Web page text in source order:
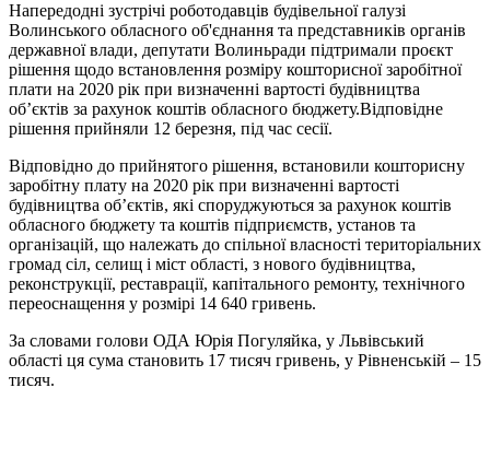
Напередодні зустрічі роботодавців будівельної галузі
Волинського обласного об'єднання та представників органів
державної влади, депутати Волиньради підтримали проєкт
рішення щодо встановлення розміру кошторисної заробітної
плати на 2020 рік при визначенні вартості будівництва
об’єктів за рахунок коштів обласного бюджету.Відповідне
рішення прийняли 12 березня, під час сесії.
Відповідно до прийнятого рішення, встановили кошторисну
заробітну плату на 2020 рік при визначенні вартості
будівництва об’єктів, які споруджуються за рахунок коштів
обласного бюджету та коштів підприємств, установ та
організацій, що належать до спільної власності територіальних
громад сіл, селищ і міст області, з нового будівництва,
реконструкції, реставрації, капітального ремонту, технічного
переоснащення у розмірі 14 640 гривень.
За словами голови ОДА Юрія Погуляйка, у Львівський
області ця сума становить 17 тисяч гривень, у Рівненській – 15
тисяч.